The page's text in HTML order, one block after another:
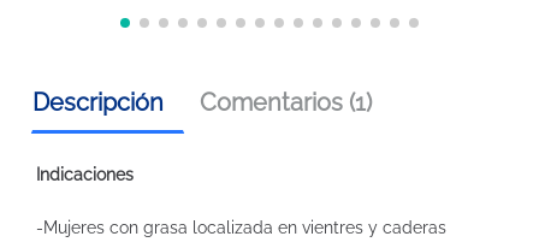
Descripción Comentarios (1)
Indicaciones
-Mujeres con grasa localizada en vientres y caderas